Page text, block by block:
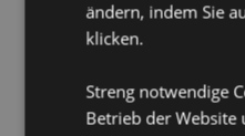
Möchten Sie mehr
ändern, indem Sie
klicken.
Streng notwendige
Betrieb der Website